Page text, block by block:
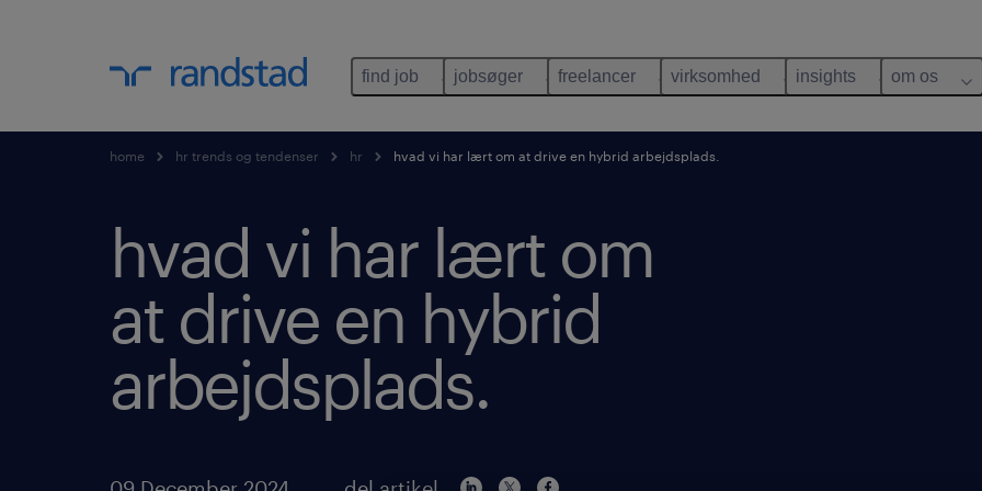
find job jobsøger freelancer virksomhed insights om os
home hr trends og tendenser hr hvad vi har lært om at drive en hybrid arbejdsplads.
hvad vi har lært om
at drive en hybrid
arbejdsplads.